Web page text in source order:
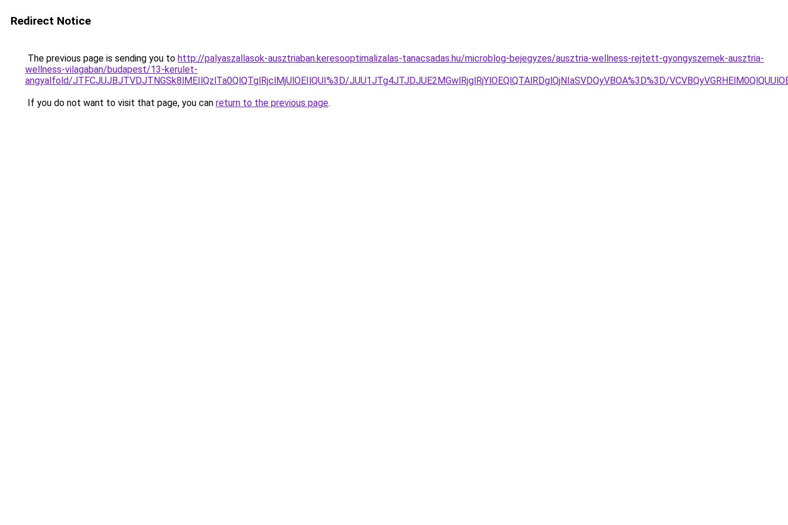
Redirect Notice
The previous page is sending you to http://palyaszallasok-ausztriaban.keresooptimalizalas-tanacsadas.hu/microblog-bejegyzes/ausztria-wellness-rejtett-gyongyszemek-ausztria-
wellness-vilagaban/budapest/13-kerulet-
angyalfold/JTFCJUJBJTVDJTNGSk8lMEIlQzlTa0QlQTglRjclMjUlOEIlQUI%3D/JUU1JTg4JTJDJUE2MGwlRjglRjYlOEQlQTAlRDglQjNIaSVDQyVBOA%3D%3D/
If you do not want to visit that page, you can return to the previous page.